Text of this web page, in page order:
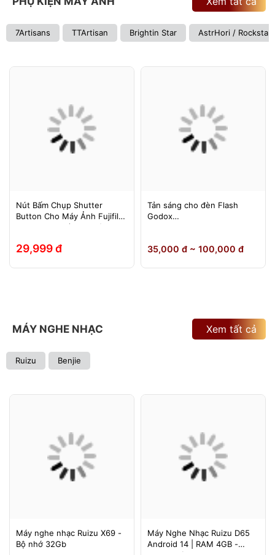
7Artisans TTArtisan Brightin Star AstrHori / Rockstar
Nút Bấm Chụp Shutter
Button Cho Máy Ảnh Fujifilm
Leica Contax (Ren Xoáy)
29,999 đ
Tản sáng cho đèn Flash
Godox
860III, Yongnuo 560II/565EX,
35,000 đ ~ 100,000 đ
MÁY NGHE NHẠC
Ruizu Benjie
Xem tất cả
Máy nghe nhạc Ruizu X69 -
Bộ nhớ 32Gb
Máy Nghe Nhạc Ruizu D65
Android 14 | RAM 4GB -